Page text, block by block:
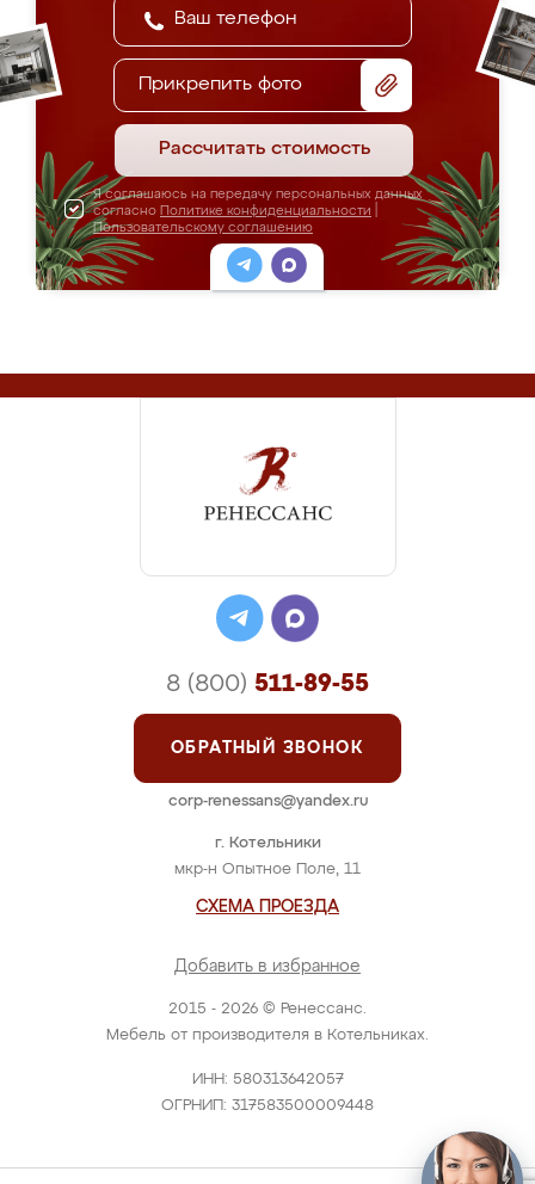
Прикрепить фото
Рассчитать стоимость
Я соглашаюсь на передачу персональных данных
согласно Политике конфиденциальности
Пользовательскому соглашению
2015 - 2026 © Ренессанс.
Мебель от производителя в Котельниках.
ИНН: 580313642057
ОГРНИП: 317583500009448
г. Котельники
мкр-н Опытное Поле, 11
СХЕМА ПРОЕЗДА
Добавить в избранное
8 (800) 511-89-55
ОБРАТНЫЙ ЗВОНОК
corp-renessans@yandex.ru